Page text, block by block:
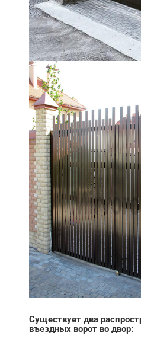
Существует два
въездных ворот во двор: